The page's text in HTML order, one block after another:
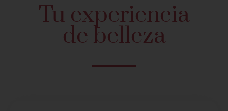
Tu experiencia
de belleza